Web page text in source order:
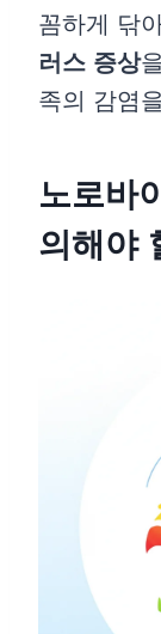
꼼하게 닦
러스 증상
족의 감염
노로바
의해야